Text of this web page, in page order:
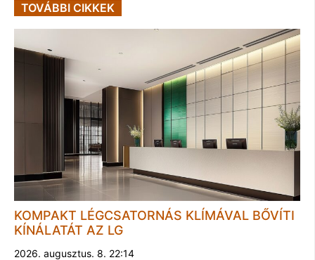
TOVÁBBI CIKKEK
KOMPAKT LÉGCSATORNÁS KLÍMÁVAL BŐVÍTI
KÍNÁLATÁT AZ LG
2026. augusztus. 8. 22:14